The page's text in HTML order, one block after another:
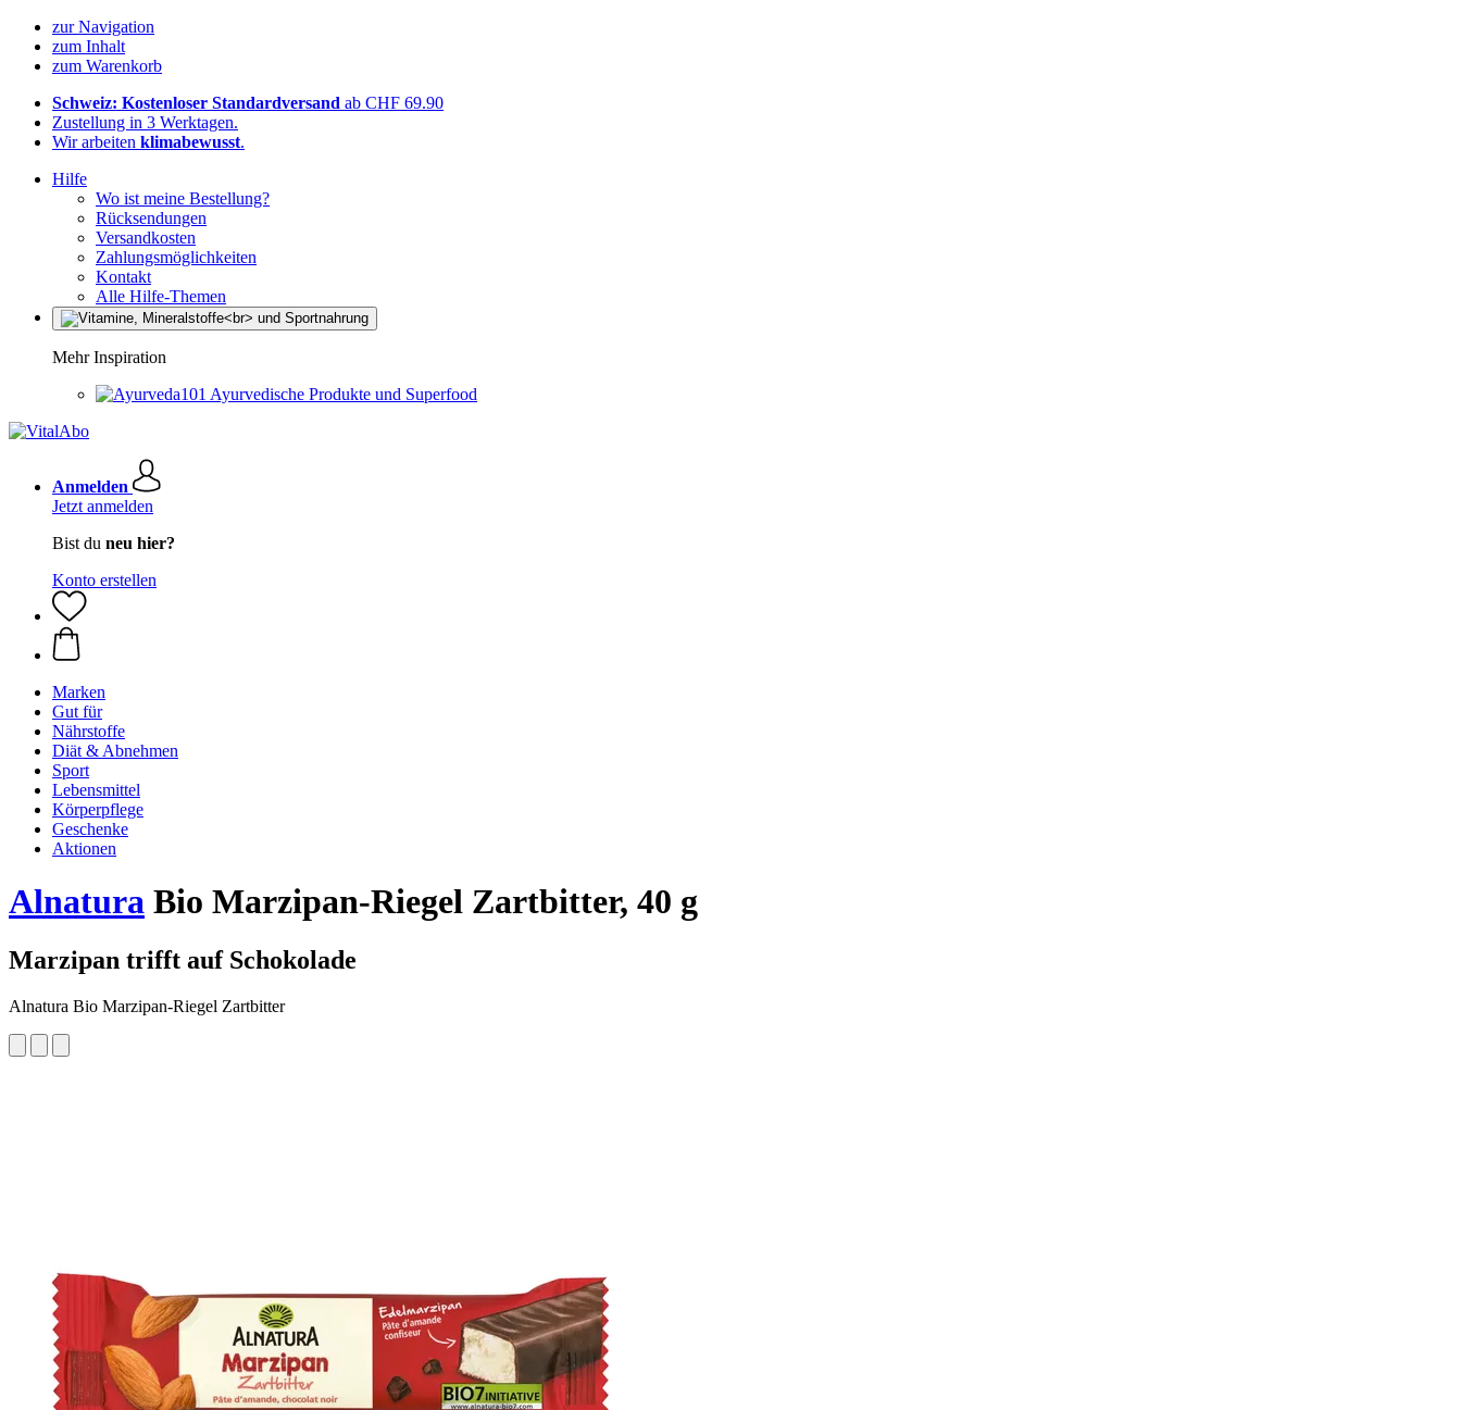
zur Navigation
zum Inhalt
zum Warenkorb
Schweiz: Kostenloser Standardversand ab CHF 69.90
Zustellung in 3 Werktagen.
Wir arbeiten klimabewusst.
Hilfe
Wo ist meine Bestellung?
Rücksendungen
Versandkosten
Zahlungsmöglichkeiten
Kontakt
Alle Hilfe-Themen
Mehr Inspiration
Ayurvedische Produkte und Superfood
Anmelden
Jetzt anmelden
Bist du neu hier?
Konto erstellen
Marken
Gut für
Nährstoffe
Diät & Abnehmen
Sport
Lebensmittel
Körperpflege
Geschenke
Aktionen
Alnatura Bio Marzipan-Riegel Zartbitter, 40 g
Marzipan trifft auf Schokolade
Alnatura Bio Marzipan-Riegel Zartbitter